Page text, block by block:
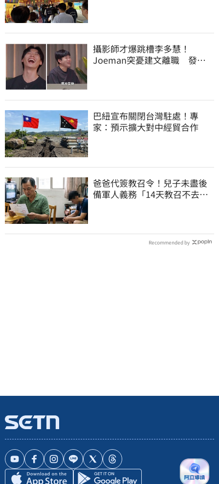
攝影師才爆跳槽李多慧！
Joeman突憂建文離職 發聲
巴紐宣布關閉台灣駐處！專
家：預示擴大對中經貿合作
爸爸代簽教召令！兒子未盡後
備軍人義務「14天教召不去」
Recommended by